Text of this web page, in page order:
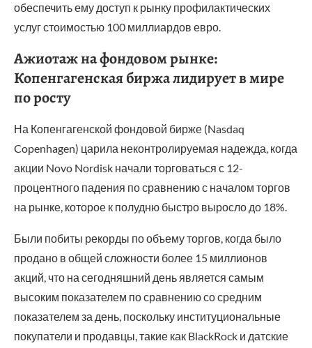
обеспечить ему доступ к рынку профилактических
услуг стоимостью 100 миллиардов евро.
Ажиотаж на фондовом рынке:
Копенгагенская биржа лидирует в мире
по росту
На Копенгагенской фондовой бирже (Nasdaq
Copenhagen) царила неконтролируемая надежда, когда
акции Novo Nordisk начали торговаться с 12-
процентного падения по сравнению с началом торгов
на рынке, которое к полудню быстро выросло до 18%.
Были побиты рекорды по объему торгов, когда было
продано в общей сложности более 15 миллионов
акций, что на сегодняшний день является самым
высоким показателем по сравнению со средним
показателем за день, поскольку институциональные
покупатели и продавцы, такие как BlackRock и датские